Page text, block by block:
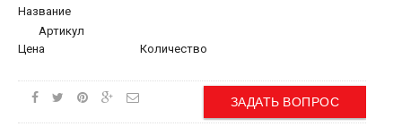
Название
Артикул
Цена
Количество
ЗАДАТЬ ВОПРОС